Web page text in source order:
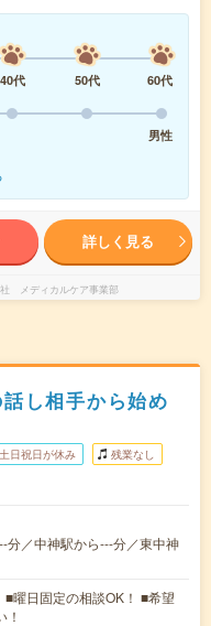
40代 50代
60代
男性
詳しく見る
メディカルケア事業部
し相手から始め
土日祝日が休み 残業なし
分／中神駅から---分／東中神
曜日固定の相談OK！ ■希望